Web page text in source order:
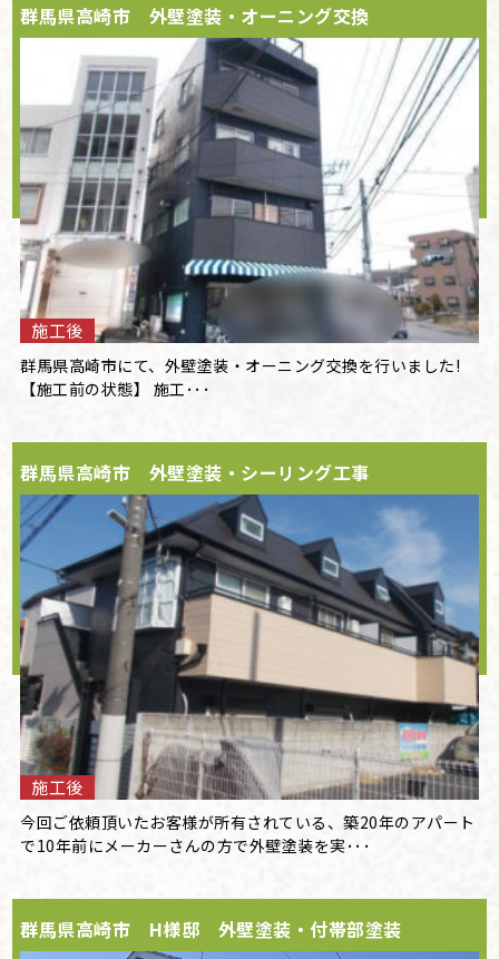
群馬県高崎市 外壁塗装・オーニング交換
施工後
群馬県高崎市にて、外壁塗装・オーニング交換を行いました!
【施工前の状態】 施工･･･
群馬県高崎市 外壁塗装・シーリング工事
施工後
今回ご依頼頂いたお客様が所有されている、築20年のアパート
で10年前にメーカーさんの方で外壁塗装を実･･･
群馬県高崎市 H様邸 外壁塗装・付帯部塗装